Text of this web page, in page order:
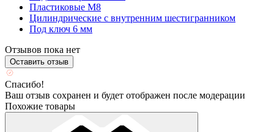
Пластиковые М8
Цилиндрические с внутренним шестигранником
Под ключ 6 мм
Отзывов пока нет
Оставить отзыв
Спасибо!
Ваш отзыв сохранен и будет отображен после модерации
Похожие товары